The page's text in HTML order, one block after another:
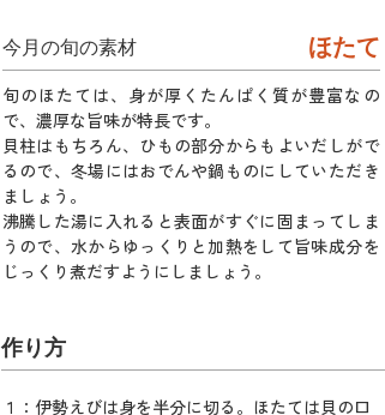
今月の旬の素材 ほたて
旬のほたては、身が厚くたんぱく質が豊富なの
で、濃厚な旨味が特長です。
貝柱はもちろん、ひもの部分からもよいだしがで
るので、冬場にはおでんや鍋ものにしていただき
ましょう。
沸騰した湯に入れると表面がすぐに固まってしま
うので、水からゆっくりと加熱をして旨味成分を
じっくり煮だすようにしましょう。
作り方
１：伊勢えびは身を半分に切る。ほたては貝の口